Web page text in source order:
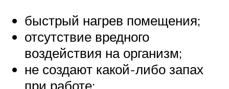
быстрый нагрев помещения;
отсутствие вредного
воздействия на организм;
не создают какой-либо запах
при работе;